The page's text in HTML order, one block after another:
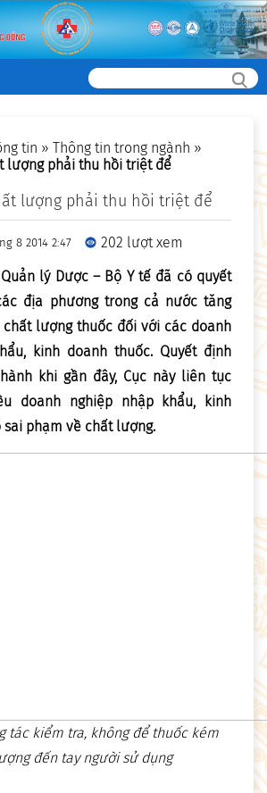
tin » Thông tin trong ngành »
lượng phải thu hồi triệt để
lượng phải thu hồi triệt để
8 2014 2:47
202 lượt xem
Quản lý Dược – Bộ Y tế đã có quyết
địa phương trong cả nước tăng
lượng thuốc đối với các doanh
kinh doanh thuốc. Quyết định
khi gần đây, Cục này liên tục
doanh nghiệp nhập khẩu, kinh
phạm về chất lượng.
tác kiểm tra, không để thuốc kém
đến tay người sử dụng